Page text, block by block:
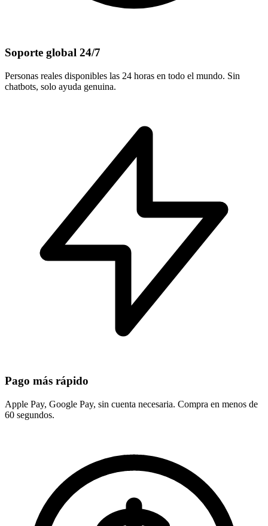
Soporte global 24/7
Personas reales disponibles las 24 horas en todo el mundo. Sin
chatbots, solo ayuda genuina.
Pago más rápido
Apple Pay, Google Pay, sin cuenta necesaria. Compra en menos de
60 segundos.